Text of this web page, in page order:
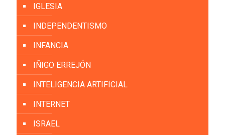
IGLESIA
INDEPENDENTISMO
INFANCIA
IÑIGO ERREJÓN
INTELIGENCIA ARTIFICIAL
INTERNET
ISRAEL